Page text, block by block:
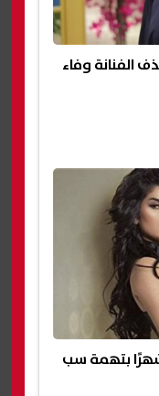
الفنانة وفاء
بتهمة سب